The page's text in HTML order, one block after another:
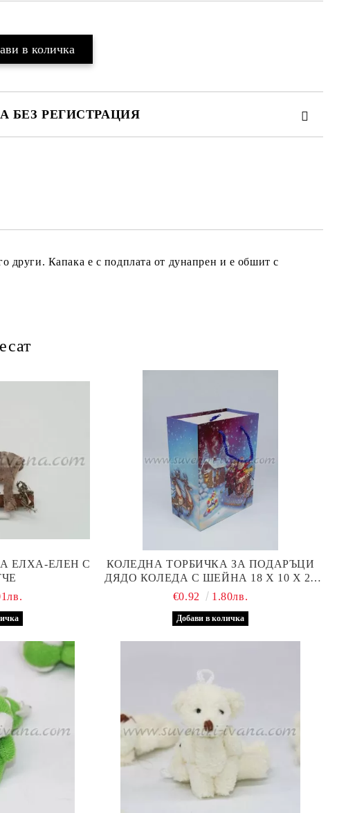
БЕЗ РЕГИСТРАЦИЯ
други. Капака е с подплата от дунапрен и е обшит с
ЕЛХА-ЕЛЕН С
КОЛЕДНА ТОРБИЧКА ЗА ПОДАРЪЦИ
ДЯДО КОЛЕДА С ШЕЙНА 18 Х 10 Х 23
СМ
€0.92 1.80лв.